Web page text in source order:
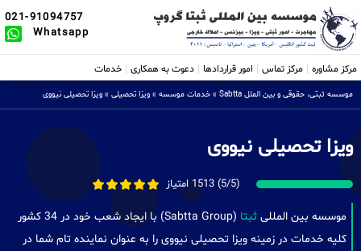
021-91094757
Whatsapp
مرکز مشاوره مرکز تماس امور قراردادها دعوت به همکاری خدمات
موسسه ثبتی، حقوقی و بین الملل Sabtta » خدمات موسسه » ویزا تحصیلی » ویزا تحصیلی نیووی
ویزا تحصیلی نیووی
(5/5) 1513 امتیاز
موسسه بین المللی ثبتا
(Sabtta Group) با ایجاد شعب خود در 34 کشور
کلیه خدمات در زمینه ویزا تحصیلی نیووی را به عنوان نماینده تام شما در